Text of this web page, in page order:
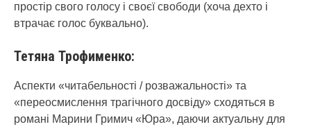
простір свого голосу і своєї свободи (хоча дехто і
втрачає голос буквально).
Тетяна Трофименко:
Аспекти «читабельності / розважальності» та
«переосмислення трагічного досвіду» сходяться в
романі Марини Гримич «Юра», даючи актуальну для